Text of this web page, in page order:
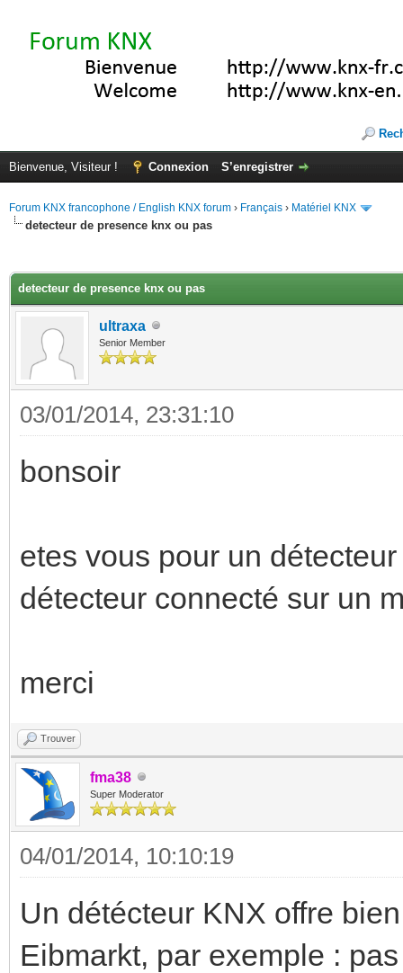
Bienvenue, Visiteur ! Connexion S’enregistrer
Forum KNX francophone / English KNX forum › Français › Matériel KNX
detecteur de presence knx ou pas
detecteur de presence knx ou pas
ultraxa
Senior Member
03/01/2014, 23:31:10
bonsoir
etes vous pour un
détecteur connecté sur un
merci
Trouver
fma38
Super Moderator
04/01/2014, 10:10:19
Un détécteur KNX offre
Eibmarkt, par exemple :